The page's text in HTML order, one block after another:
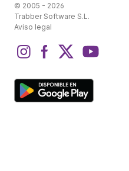
© 2005 - 2026
Trabber Software S.L.
Aviso legal